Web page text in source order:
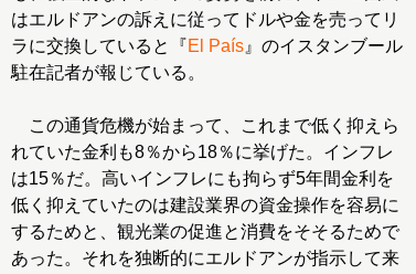
はエルドアンの訴えに従ってドルや金を売ってリ
ラに交換していると『El País 』のイスタンブール
駐在記者が報じている。
この通貨危機が始まって、これまで低く抑えら
れていた金利も8％から18％に挙げた。インフレ
は15％だ。高いインフレにも拘らず5年間金利を
低く抑えていたのは建設業界の資金操作を容易に
するためと、観光業の促進と消費をそそるためで
あった。それを独断的にエルドアンが指示して来